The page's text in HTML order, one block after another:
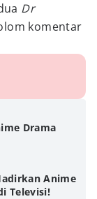
Dr
komentar
Drama
Anime
Televisi!